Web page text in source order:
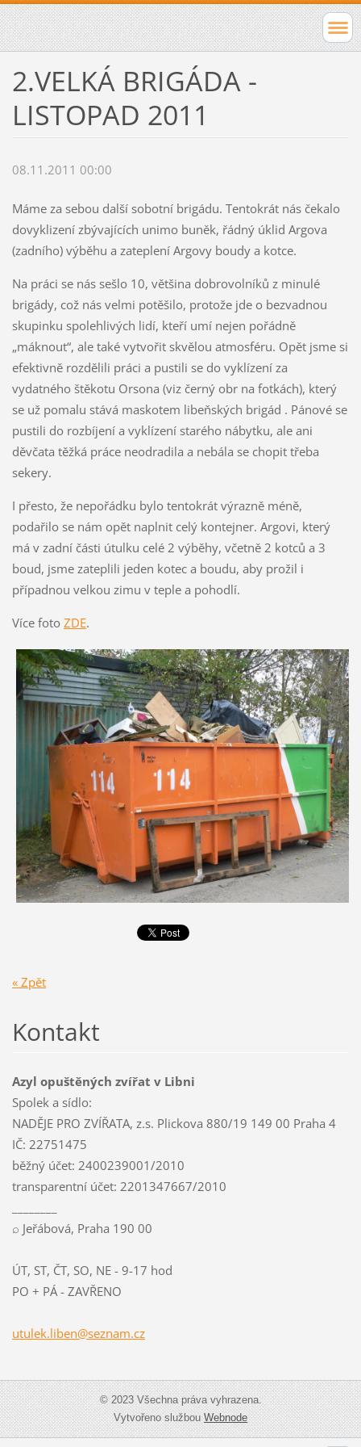
2.VELKÁ BRIGÁDA -
LISTOPAD 2011
08.11.2011 00:00
Máme za sebou další sobotní brigádu. Tentokrát nás čekalo
dovyklizení zbývajících unimo buněk, řádný úklid Argova
(zadního) výběhu a zateplení Argovy boudy a kotce.
Na práci se nás sešlo 10, většina dobrovolníků z minulé
brigády, což nás velmi potěšilo, protože jde o bezvadnou
skupinku spolehlivých lidí, kteří umí nejen pořádně
„máknout“, ale také vytvořit skvělou atmosféru. Opět jsme si
efektivně rozdělili práci a pustili se do vyklízení za
vydatného štěkotu Orsona (viz černý obr na fotkách), který
se už pomalu stává maskotem libeňských brigád . Pánové se
pustili do rozbíjení a vyklízení starého nábytku, ale ani
děvčata těžká práce neodradila a nebála se chopit třeba
sekery.
I přesto, že nepořádku bylo tentokrát výrazně méně,
podařilo se nám opět naplnit celý kontejner. Argovi, který
má v zadní části útulku celé 2 výběhy, včetně 2 kotců a 3
boud, jsme zateplili jeden kotec a boudu, aby prožil i
případnou velkou zimu v teple a pohodlí.
Více foto ZDE.
« Zpět
Kontakt
Azyl opuštěných zvířat v Libni
Spolek a sídlo:
NADĚJE PRO ZVÍŘATA, z.s. Plickova 880/19 149 00 Praha 4
IČ: 22751475
běžný účet: 2400239001/2010
transparentní účet: 2201347667/2010
⌕ Jeřábová, Praha 190 00
ÚT, ST, ČT, SO, NE - 9-17 hod
PO + PÁ - ZAVŘENO
utulek.liben@seznam.cz
© 2023 Všechna práva vyhrazena.
Vytvořeno službouWebnode